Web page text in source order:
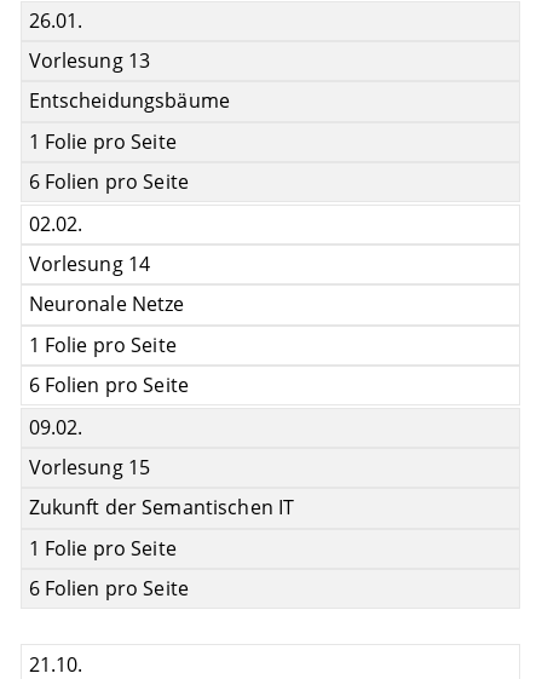
26.01.
Vorlesung 13
Entscheidungsbäume
1 Folie pro Seite
6 Folien pro Seite
02.02.
Vorlesung 14
Neuronale Netze
1 Folie pro Seite
6 Folien pro Seite
09.02.
Vorlesung 15
Zukunft der Semantischen IT
1 Folie pro Seite
6 Folien pro Seite
21.10.